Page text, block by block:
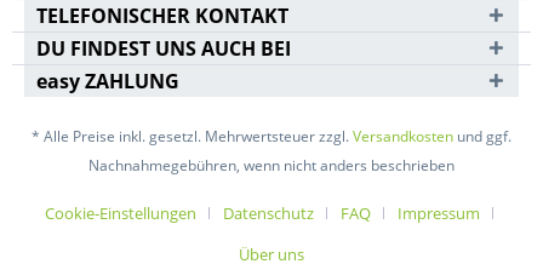
TELEFONISCHER KONTAKT
DU FINDEST UNS AUCH BEI
easy ZAHLUNG
* Alle Preise inkl. gesetzl. Mehrwertsteuer zzgl.Versandkosten und ggf.
Nachnahmegebühren, wenn nicht anders beschrieben
Cookie-Einstellungen Datenschutz FAQ
Impressum
Über uns